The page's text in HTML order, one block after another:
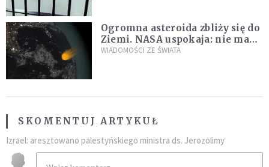
Ogromna asteroida zbliży się do
Ziemi. NASA uspokaja: nie ma
zagrożenia
WIADOMOŚCI ZE ŚWIATA
SKOMENTUJ ARTYKUŁ
Izrael: aresztowano palestyńskiego ministra ds. Jerozolimy